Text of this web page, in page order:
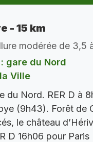
- 15 km
modérée de 3,5
gare du Nord
Ville
du Nord. RER D à
(9h43). Forêt de
le château
D 16h06 pour Paris